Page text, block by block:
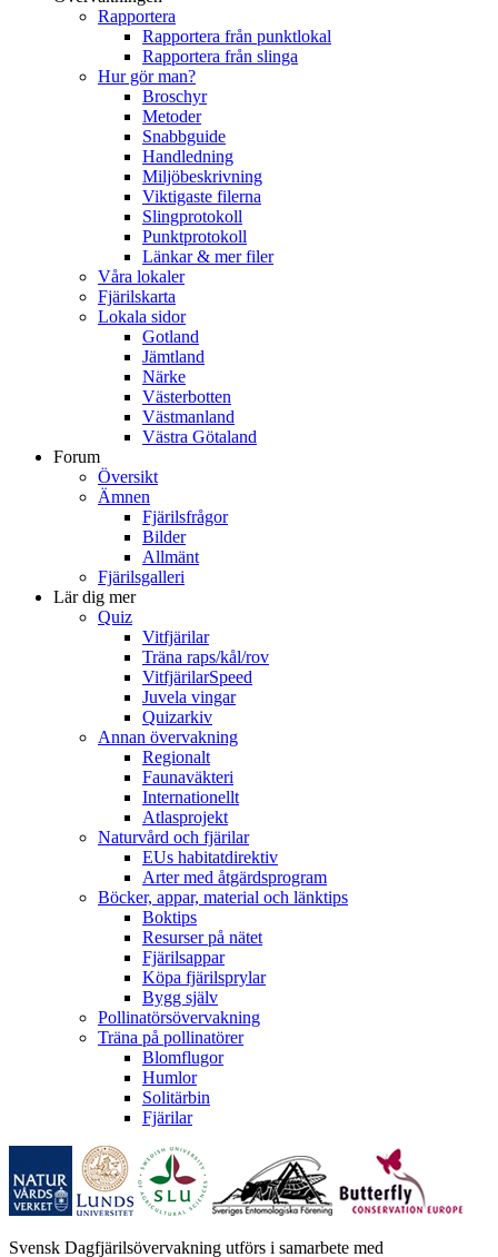
Rapportera
Rapportera från punktlokal
Rapportera från slinga
Hur gör man?
Broschyr
Metoder
Snabbguide
Handledning
Miljöbeskrivning
Viktigaste filerna
Slingprotokoll
Punktprotokoll
Länkar & mer filer
Våra lokaler
Fjärilskarta
Lokala sidor
Gotland
Jämtland
Närke
Västerbotten
Västmanland
Västra Götaland
Forum
Översikt
Ämnen
Fjärilsfrågor
Bilder
Allmänt
Fjärilsgalleri
Lär dig mer
Quiz
Vitfjärilar
Träna raps/kål/rov
VitfjärilarSpeed
Juvela vingar
Quizarkiv
Annan övervakning
Regionalt
Faunaväkteri
Internationellt
Atlasprojekt
Naturvård och fjärilar
EUs habitatdirektiv
Arter med åtgärdsprogram
Böcker, appar, material och länktips
Boktips
Resurser på nätet
Fjärilsappar
Köpa fjärilsprylar
Bygg själv
Pollinatörsövervakning
Träna på pollinatörer
Blomflugor
Humlor
Solitärbin
Fjärilar
Svensk Dagfjärilsövervakning utförs i samarbete med